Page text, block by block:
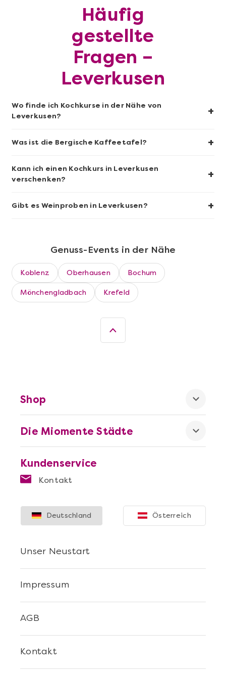
Sushi-Kochkurs@Home
Mehr anzeigen
Sushi Selber Machen - DIY-Set
Häufig
gestellte
Fragen –
Leverkusen
Wo finde ich Kochkurse in der Nähe von
Leverkusen?
+
Was ist die Bergische Kaffeetafel? +
Kann ich einen Kochkurs in Leverkusen
verschenken?
+
Gibt es Weinproben in Leverkusen? +
Genuss-Events in der Nähe
Koblenz Oberhausen Bochum
Mönchengladbach Krefeld
Kundenservice
Kontakt
Die Miomente Städte
Shop
Kontakt
AGB
Impressum
Unser Neustart
Deutschland Österreich